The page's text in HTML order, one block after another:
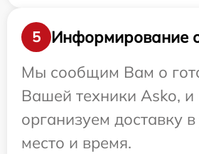
5
Информирование
Мы сообщим Вам о
Вашей техники Asko,
организуем доставку
место и время.